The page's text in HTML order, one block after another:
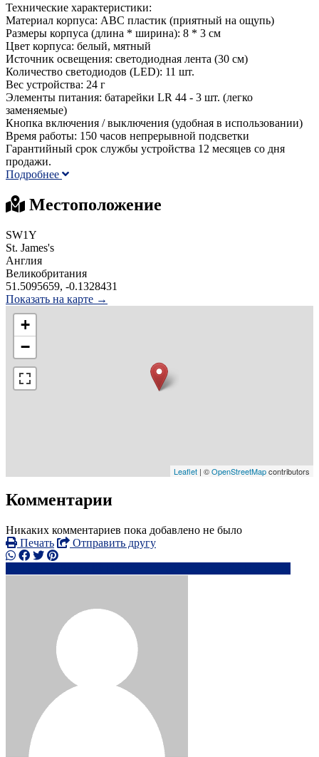
Технические характеристики:
Материал корпуса: ABC пластик (приятный на ощупь)
Размеры корпуса (длина * ширина): 8 * 3 см
Цвет корпуса: белый, мятный
Источник освещения: светодиодная лента (30 см)
Количество светодиодов (LED): 11 шт.
Вес устройства: 24 г
Элементы питания: батарейки LR 44 - 3 шт. (легко
заменяемые)
Кнопка включения / выключения (удобная в использовании)
Время работы: 150 часов непрерывной подсветки
Гарантийный срок службы устройства 12 месяцев со дня
продажи.
Подробнее
Местоположение
SW1Y
St. James's
Англия
Великобритания
51.5095659, -0.1328431
Показать на карте →
+
−
Leaflet | ©OpenStreetMapcontributors
Комментарии
Никаких комментариев пока добавлено не было
Печать
Отправить другу